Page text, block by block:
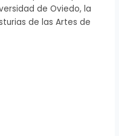
de Oviedo, la
de las Artes de